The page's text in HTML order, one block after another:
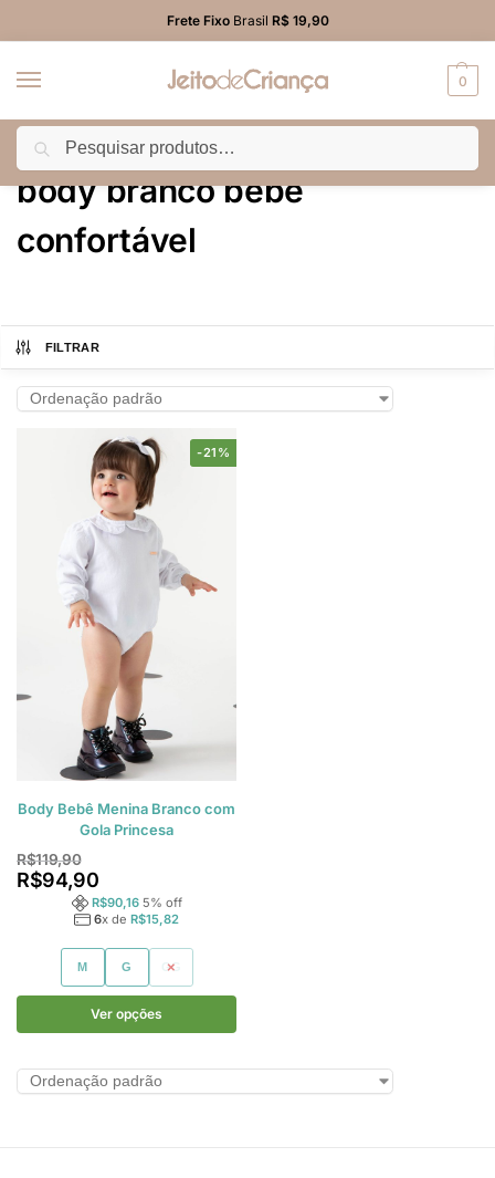
Frete FixoBrasil R$ 19,90
0
Início Produtos marcados com a tag “body branco bebê confortável”
body branco bebê
confortável
FILTRAR
-21%
Body Bebê Menina Branco com
Gola Princesa
R$119,90
R$94,90
R$90,16 5% off
6x de R$15,82
M G GG
Ver opções